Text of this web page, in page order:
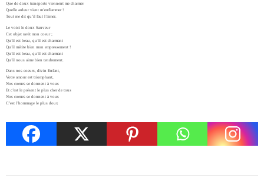
Que de doux transports viennent me charmer
Quelle ardeur vient m’enflammer !
Tout me dit qu’il faut l’aimer.
Le voici le doux Sauveur
Cet objet ravit mon coeur ;
Qu’il est beau, qu’il est charmant
Qu’il mérite bien mon empressement !
Qu’il est beau, qu’il est charmant
Qu’il nous aime bien tendrement.
Dans nos coeurs, divin Enfant,
Votre amour est triomphant,
Nos coeurs se donnent à vous
Et c’est le présent le plus cher de tous
Nos coeurs se donnent à vous
C’est l’hommage le plus doux